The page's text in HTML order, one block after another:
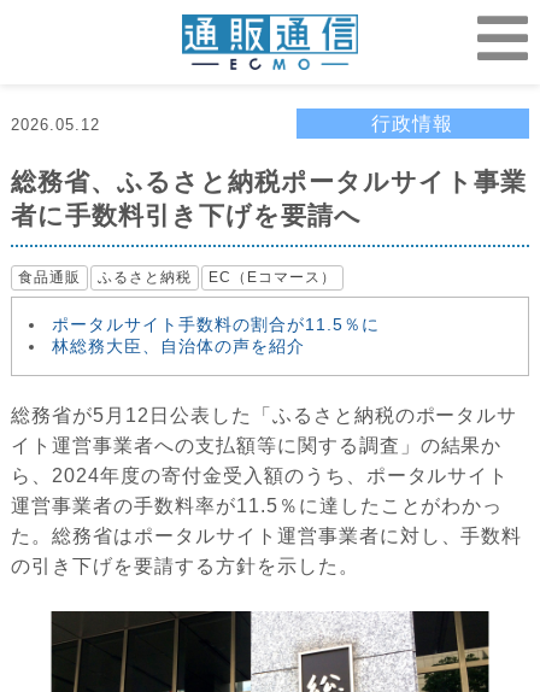
2026.05.12 行政情報
総務省、ふるさと納税ポータルサイト事業
者に手数料引き下げを要請へ
食品通販 ふるさと納税 EC（Eコマース）
ポータルサイト手数料の割合が11.5％に
林総務大臣、自治体の声を紹介
総務省が5月12日公表した「ふるさと納税のポータルサ
イト運営事業者への支払額等に関する調査」の結果か
ら、2024年度の寄付金受入額のうち、ポータルサイト
運営事業者の手数料率が11.5％に達したことがわかっ
た。総務省はポータルサイト運営事業者に対し、手数料
の引き下げを要請する方針を示した。